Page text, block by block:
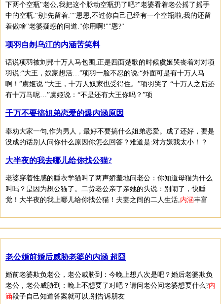
下两个空瓶"老公,我把这个脉动空瓶扔了吧?"老婆看着老公摇了摇手
中的空瓶."别!先留着.""恩恩,不过你自己已经有一个空瓶啦,我的还留
着做啥"老婆疑惑的问道."你用啊!""恩?"
项羽自刎乌江的内涵苦笑料
话说项羽被刘邦十万人马包围,正是四面楚歌的时候虞姬哭丧着对对项
羽说:“大王，奴家想活…”项羽一脸不忍的说:“外面可是有十万人马
啊！”虞姬说:“大王，十万人奴家也受得住。”项羽哭了:“十万人之后还
有十万马呢…”虞姬说：“不是还有大王你吗？”项
千万不要搞姐弟恋爱的爆内涵原因
奉劝大家一句,作为男人，最好不要搞什么姐弟恋爱。成了还好，要是
没成的话别人问你什么原因你怎么回答？难道是:对方嫌我太小！？
大半夜的我去哪儿给你找公猫?
老婆穿着性感的睡衣学猫叫了两声娇羞地问老公：你知道母猫为什么
叫吗？是因为想公猫了。二货老公亲了亲她的头说：别闹了，快睡
觉！大半夜的我上哪儿给你找公猫！夫妻之间的二人生活,内涵丰富
老公婚前婚后威胁老婆的内涵 超囧
婚前老婆欺负老公，老公威胁到：今晚上想八次是吧？婚后老婆欺负
老公，老公威胁到：晚上不想要了对吧？请问老公问老婆想要什么?内
涵段子自己知道答案就可以,别告诉朋友